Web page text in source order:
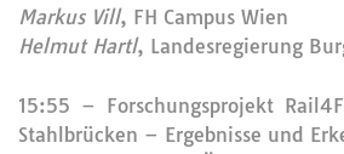
Markus Vill, FH Campus Wien
Helmut Hartl, Landesregierung
15:55 – Forschungsprojekt
Stahlbrücken – Ergebnisse und